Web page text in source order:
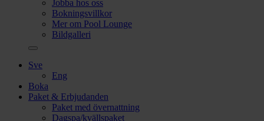
Jobba hos oss
Bokningsvillkor
Mer om Pool Lounge
Bildgalleri
Sve
Eng
Boka
Paket & Erbjudanden
Paket med övernattning
Dagspa/kvällspaket